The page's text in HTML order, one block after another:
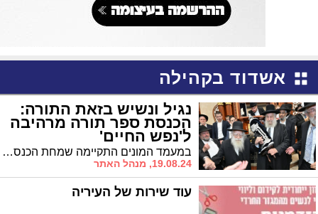
אשדוד בקהילה
נגיל ונשיש בזאת התורה:
הכנסת ספר תורה מרהיבה
ל'נפש החיים'
במעמד המונים התקיימה שמחת הכנסת ספר התורה לביהמ"ד 'נפש החיים' ברובע ז', תרומת משפחת גרין
19.08.24, מנהל האתר
עוד שירות של העיריה